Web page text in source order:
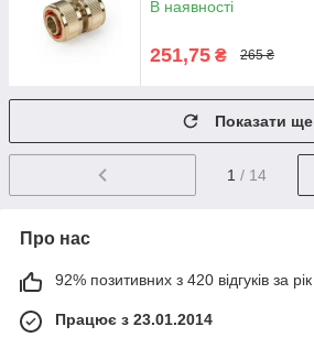
В наявності
251,75 ₴ 265 ₴
Показати ще
1 / 14
Про нас
92% позитивних з 420 відгуків за рік
Працює з 23.01.2014